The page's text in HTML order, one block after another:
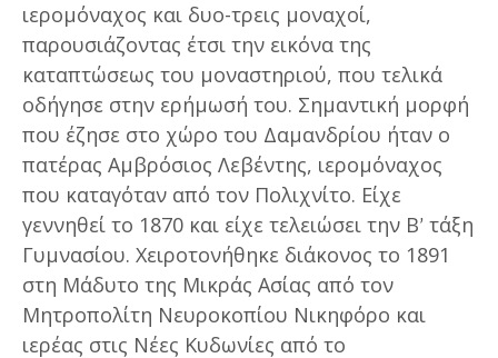
ιερομόναχος και δυο-τρεις μοναχοί,
παρουσιάζοντας έτσι την εικόνα της
καταπτώσεως του μοναστηριού, που τελικά
οδήγησε στην ερήμωσή του. Σημαντική μορφή
που έζησε στο χώρο του Δαμανδρίου ήταν ο
πατέρας Αμβρόσιος Λεβέντης, ιερομόναχος
που καταγόταν από τον Πολιχνίτο. Είχε
γεννηθεί το 1870 και είχε τελειώσει την Βʹ τάξη
Γυμνασίου. Χειροτονήθηκε διάκονος το 1891
στη Μάδυτο της Μικράς Ασίας από τον
Μητροπολίτη Νευροκοπίου Νικηφόρο και
ιερέας στις Νέες Κυδωνίες από το